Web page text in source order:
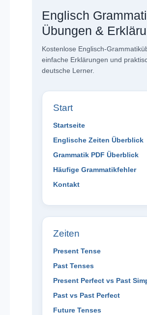
Englisch
Übungen &
Kostenlose Englisch-
einfache Erklärungen und
deutsche Lerner.
Start
Startseite
Englische Zeiten Überblick
Grammatik PDF Überblick
Häufige Grammatikfehler
Kontakt
Zeiten
Present Tense
Past Tenses
Present Perfect vs Past
Past vs Past Perfect
Future Tenses